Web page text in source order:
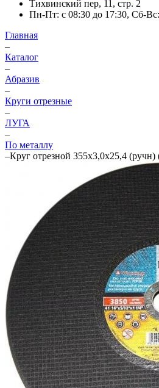
Тихвинский пер, 11, стр. 2
Пн-Пт: с 08:30 до 17:30, Сб-
Главная
–
Каталог
–
Абразив
–
Круги отрезные
–
ЛУГА
–
По металлу
–Круг отрезной 355х3,0х25,4